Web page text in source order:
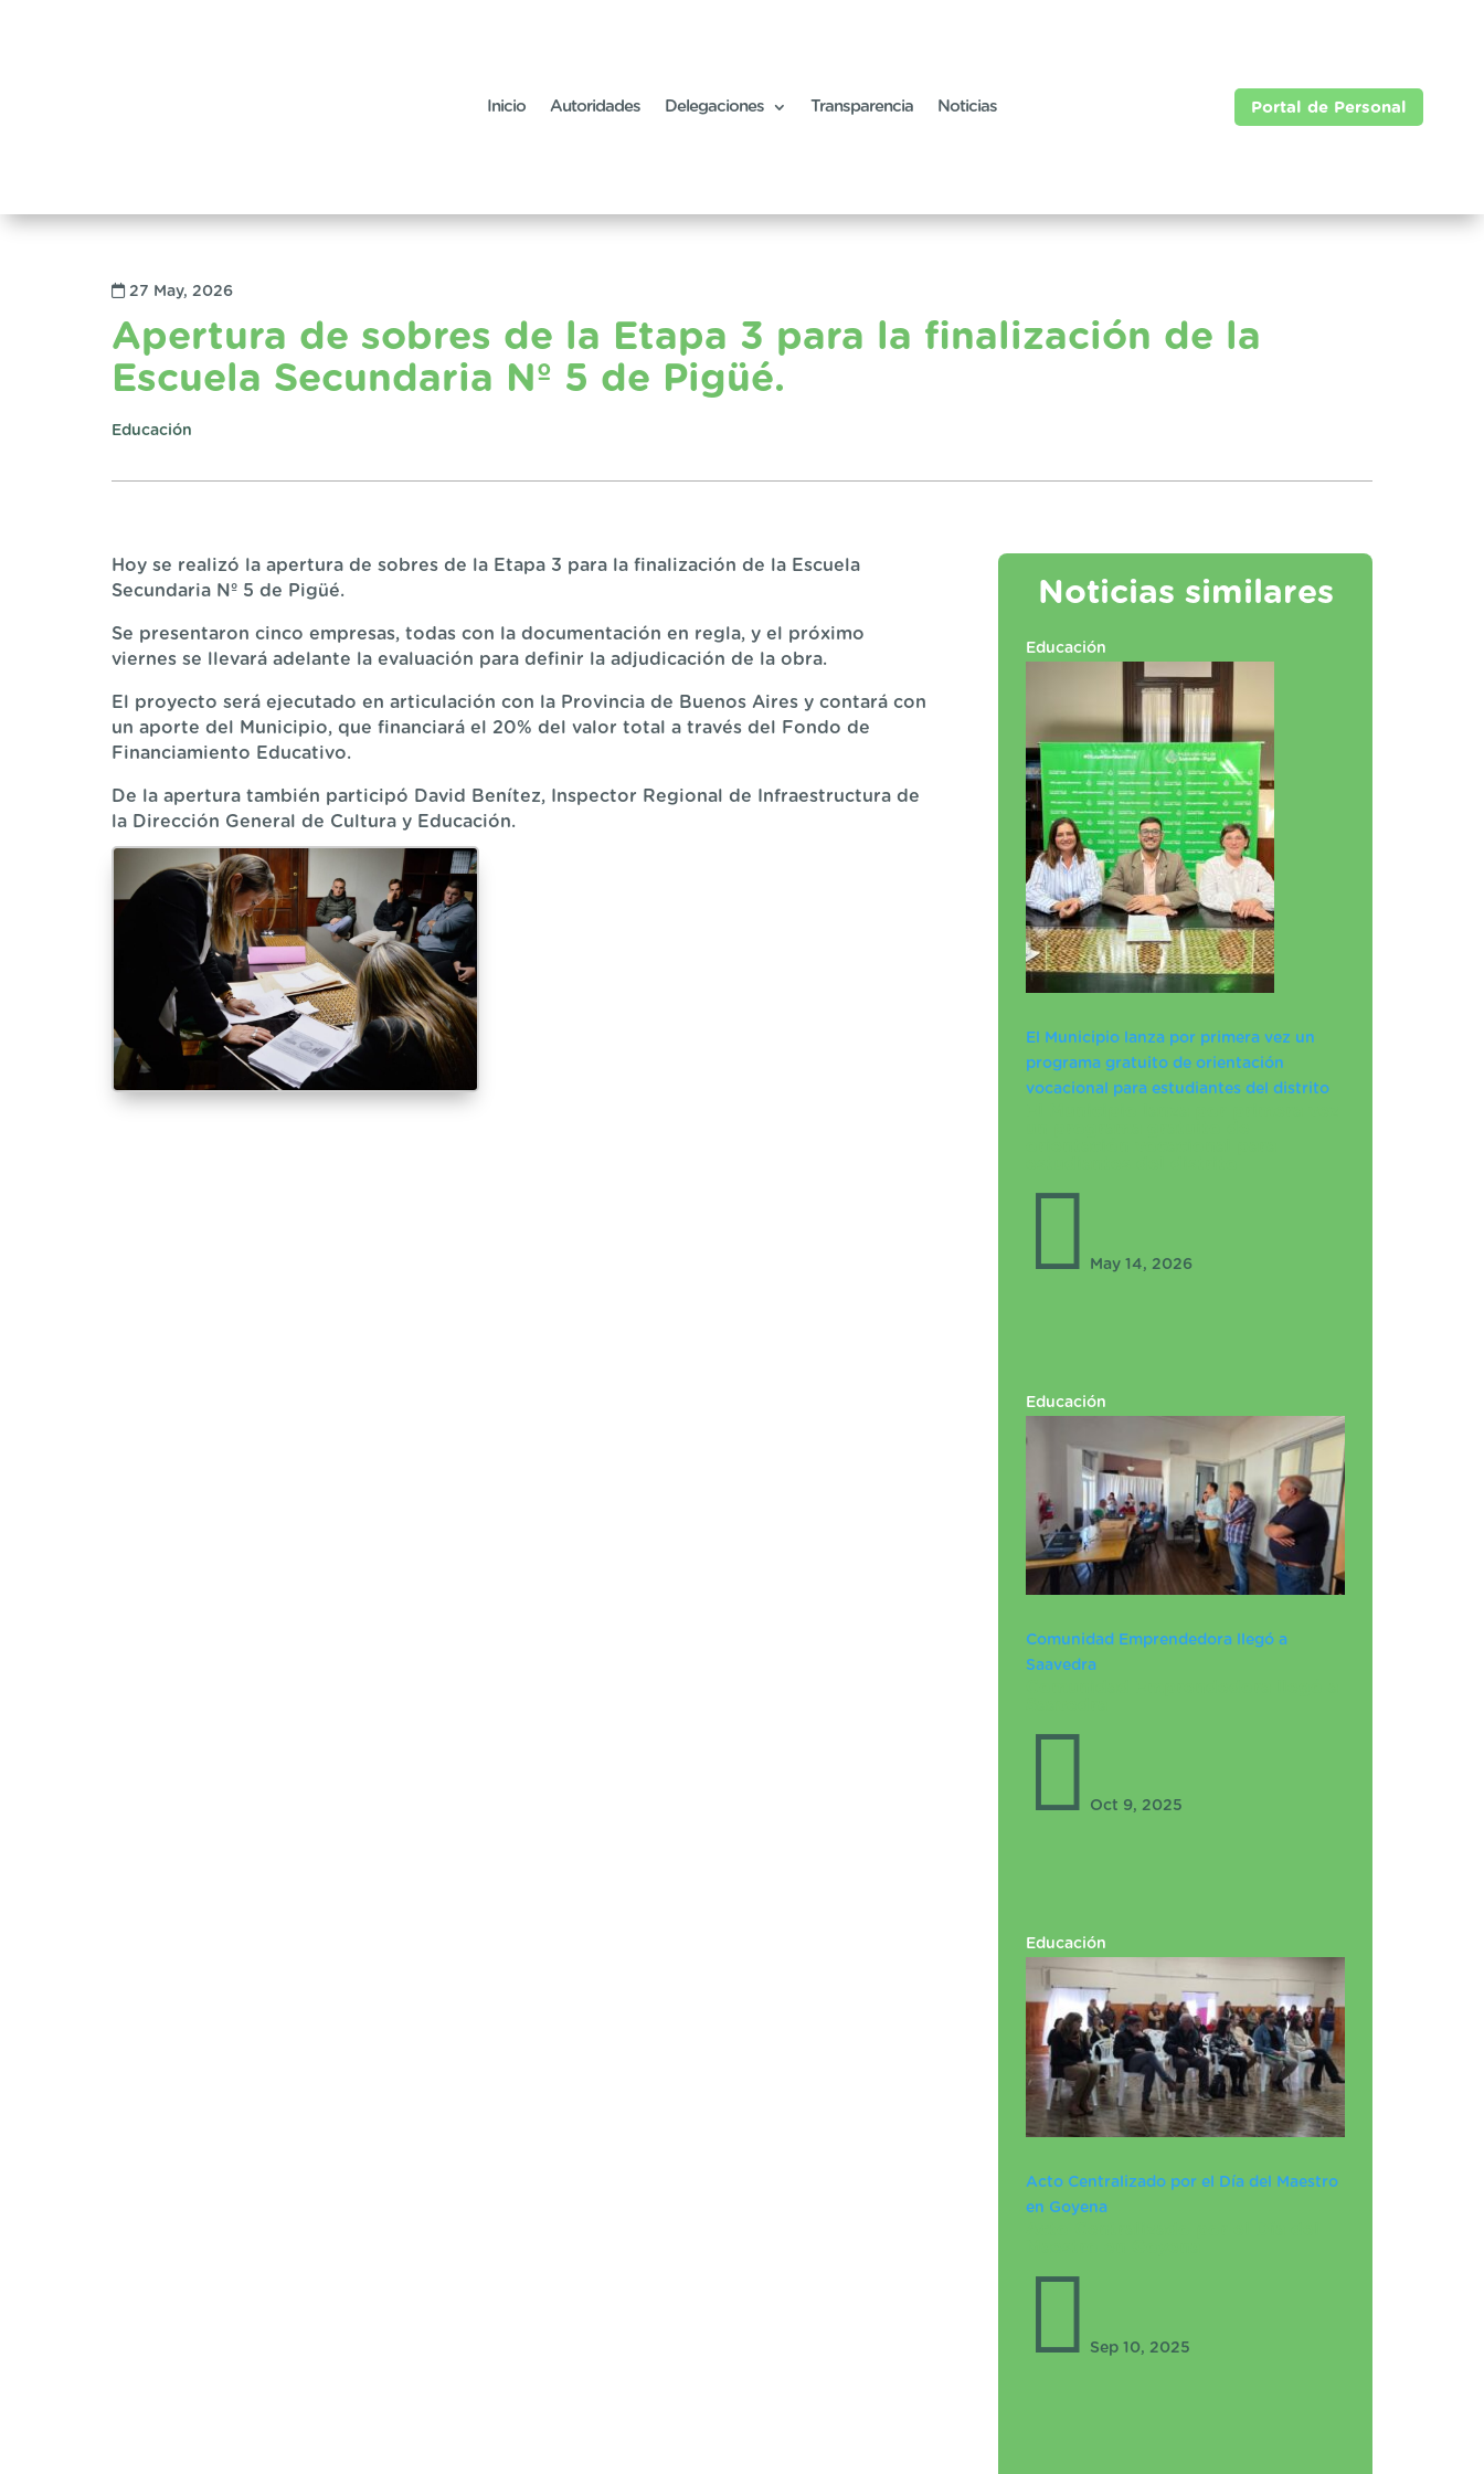
Inicio Autoridades Delegaciones Transparencia Noticias Portal de Personal
27 May, 2026
Apertura de sobres de la Etapa 3 para la finalización de la
Escuela Secundaria Nº 5 de Pigüé.
Educación
Hoy se realizó la apertura de sobres de la Etapa 3 para la finalización de la Escuela
Secundaria Nº 5 de Pigüé.
Se presentaron cinco empresas, todas con la documentación en regla, y el próximo
viernes se llevará adelante la evaluación para definir la adjudicación de la obra.
El proyecto será ejecutado en articulación con la Provincia de Buenos Aires y contará con
un aporte del Municipio, que financiará el 20% del valor total a través del Fondo de
Financiamiento Educativo.
De la apertura también participó David Benítez, Inspector Regional de Infraestructura de
la Dirección General de Cultura y Educación.
Noticias similares
Educación
El Municipio lanza por primera vez un
programa gratuito de orientación
vocacional para estudiantes del distrito
 May 14, 2026
Educación
Comunidad Emprendedora llegó a
Saavedra
 Oct 9, 2025
Educación
Acto Centralizado por el Día del Maestro
en Goyena
 Sep 10, 2025